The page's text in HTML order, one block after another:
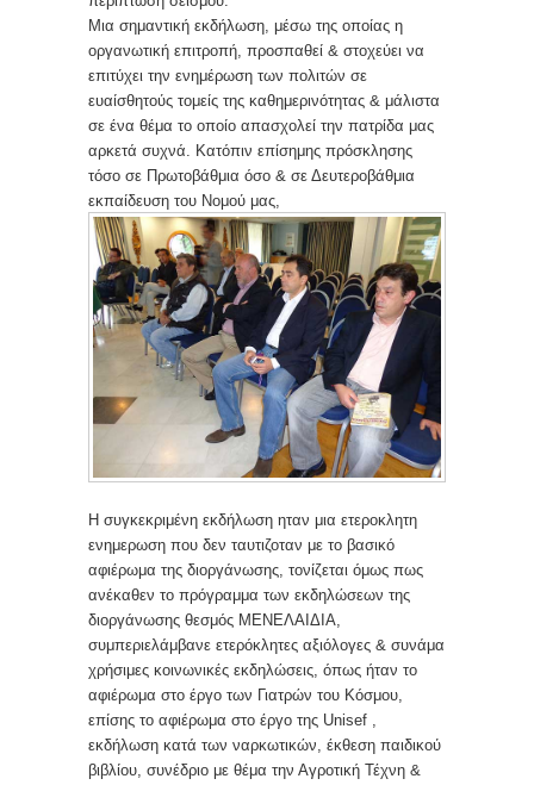
Μια σημαντική εκδήλωση, μέσω της οποίας η
οργανωτική επιτροπή, προσπαθεί & στοχεύει να
επιτύχει την ενημέρωση των πολιτών σε
ευαίσθητούς τομείς της καθημερινότητας & μάλιστα
σε ένα θέμα το οποίο απασχολεί την πατρίδα μας
αρκετά συχνά. Κατόπιν επίσημης πρόσκλησης
τόσο σε Πρωτοβάθμια όσο & σε Δευτεροβάθμια
εκπαίδευση του Νομού μας,
Η συγκεκριμένη εκδήλωση ηταν μια ετεροκλητη
ενημερωση που δεν ταυτιζοταν με το βασικό
αφιέρωμα της διοργάνωσης, τονίζεται όμως πως
ανέκαθεν το πρόγραμμα των εκδηλώσεων της
διοργάνωσης θεσμός ΜΕΝΕΛΑΙΔΙΑ,
συμπεριελάμβανε ετερόκλητες αξιόλογες & συνάμα
χρήσιμες κοινωνικές εκδηλώσεις, όπως ήταν το
αφιέρωμα στο έργο των Γιατρών του Κόσμου,
επίσης το αφιέρωμα στο έργο της Unisef ,
εκδήλωση κατά των ναρκωτικών, έκθεση παιδικού
βιβλίου, συνέδριο με θέμα την Αγροτική Τέχνη &